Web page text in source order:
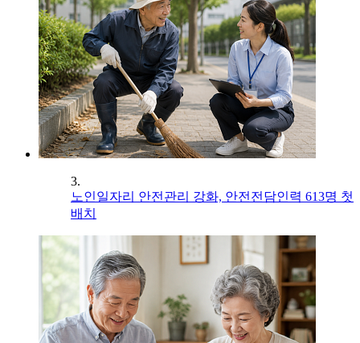
3.
노인일자리 안전관리 강화, 안전전담인력 613명 첫
배치